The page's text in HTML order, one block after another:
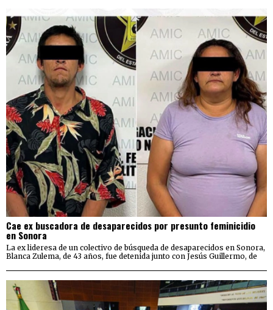
Cae ex buscadora de desaparecidos por presunto feminicidio
en Sonora
La ex lideresa de un colectivo de búsqueda de desaparecidos en Sonora,
Blanca Zulema, de 43 años, fue detenida junto con Jesús Guillermo, de